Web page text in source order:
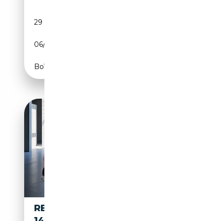
29 215 km
06/2023
Boîte automatique
RENAULT CAPTUR II 1.3 TCE